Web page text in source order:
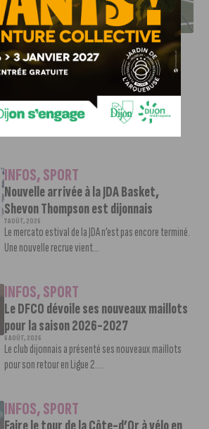
MONTÉE EN LIGUE 2
INFOS,SPORT
DFCO : Rencontre avec Pierre-Henri
Deballon, l’artisan de la montée en
Le DFCO est de retour en Ligue 2 après trois ans
INFOS,SPORT
Nouvelle arrivée à la JDA Basket,
Shevon Thompson est dijonnais
7 AOÛT, 2026
Le mercato estival de la JDA n’est pas encore terminé.
Une nouvelle recrue vient...
INFOS,SPORT
Le DFCO dévoile ses nouveaux maillots
pour la saison 2026-2027
6 AOÛT, 2026
Le club dijonnais a présenté ses nouveaux maillots
pour son retour en Ligue 2....
INFOS,SPORT